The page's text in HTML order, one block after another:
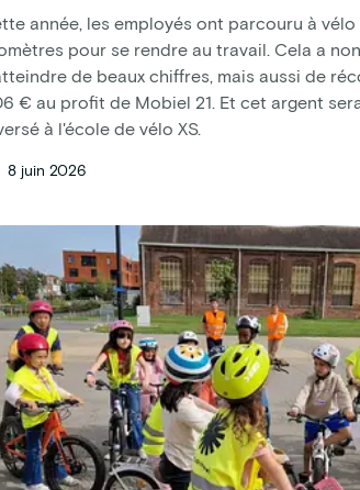
année, les employés ont parcouru à
pour se rendre au travail. Cela a
de beaux chiffres, mais aussi de
€ au profit de Mobiel 21. Et cet argent
à l'école de vélo XS.
8 juin 2026